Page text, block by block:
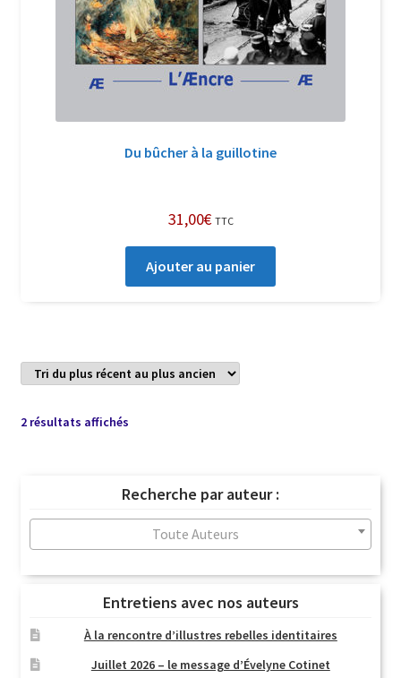
Du bûcher à la guillotine
31,00€ TTC
Ajouter au panier
2 résultats affichésTrié
au
plus
ancien
Recherche par auteur :
Toute Auteurs
Entretiens avec nos auteurs
À la rencontre d’illustres rebelles identitaires
Juillet 2026 – le message d’Évelyne Cotinet